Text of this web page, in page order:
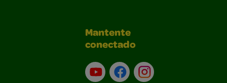
Mantente
conectado
YouTube (en inglés)
Facebook (en inglés)
Instagram (en